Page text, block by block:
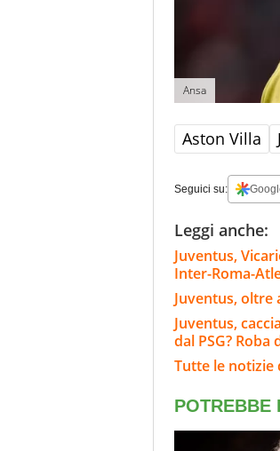
Ansa
Aston Villa
Seguici su:
Leggi anche:
Juventus,
Inter-Roma-
Juventus, oltre
Juventus,
dal PSG?
Tutte le notizie